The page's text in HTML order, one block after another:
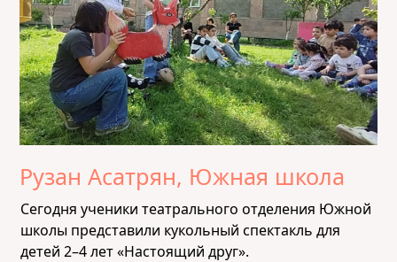
Рузан Асатрян, Южная школа
Сегодня ученики театрального отделения Южной
школы представили кукольный спектакль для
детей 2–4 лет «Настоящий друг».